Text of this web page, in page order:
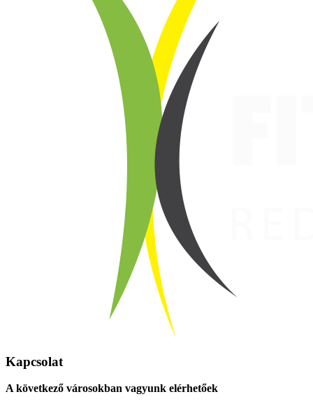
Kapcsolat
A következő városokban vagyunk elérhetőek